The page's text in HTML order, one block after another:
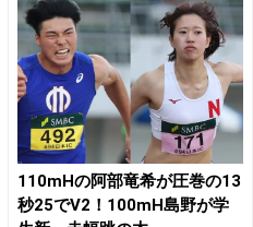
110mHの阿部竜希が圧巻の13
秒25でV2！100mH島野が学